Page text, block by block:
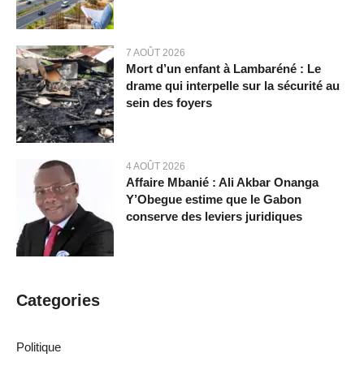
7 AOÛT 2026
Mort d’un enfant à Lambaréné : Le
drame qui interpelle sur la sécurité au
sein des foyers
4 AOÛT 2026
Affaire Mbanié : Ali Akbar Onanga
Y’Obegue estime que le Gabon
conserve des leviers juridiques
Categories
Politique